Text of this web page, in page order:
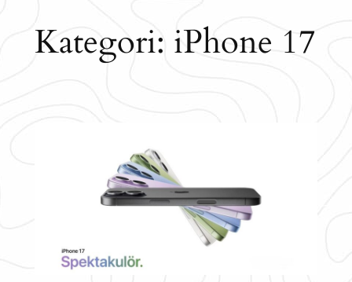
Kategori: iPhone 17